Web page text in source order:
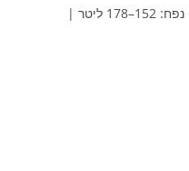
– מידות: 86×53.5×34(41) ס”מ | נפח: 152–178 ליטר |